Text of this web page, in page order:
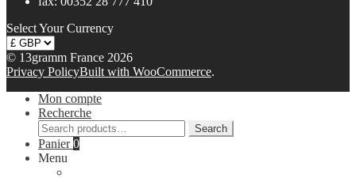
Select Your Currency
© 13gramm France 2026
Privacy PolicyBuilt with WooCommerce.
Mon compte
Recherche
Search
for:
Search
Panier0
Menu